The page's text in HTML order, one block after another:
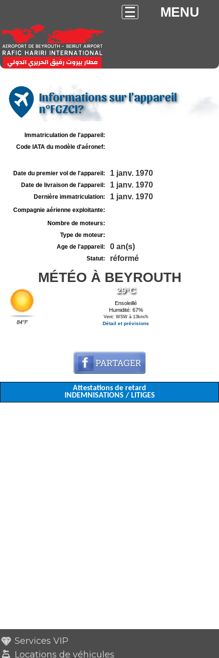
MENU
Informations sur l'appareil
n°FGZCI?
Immatriculation de l'appareil:
Code IATA du modèle d'aéronef:
Date du premier vol de l'appareil: 1 janv. 1970
Date de livraison de l'appareil: 1 janv. 1970
Dernière immatriculation: 1 janv. 1970
Compagnie aérienne exploitante:
Nombre de moteurs:
Type de moteur:
Age de l'appareil:
0 an(s)
Statut: réformé
MÉTÉO À BEYROUTH
84°F
29°C
Ensoleillé
Humidité: 67%
Vent: WSW à 13km/h
Détail et prévisions
Attestations de retard
INDEMNISATIONS / LITIGES
Services VIP
Locations de véhicules